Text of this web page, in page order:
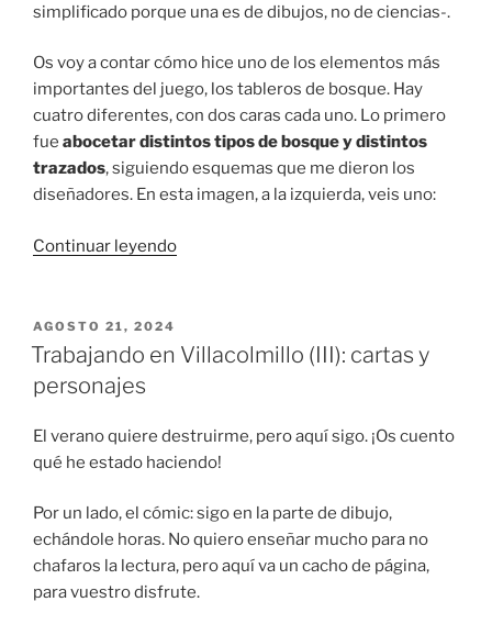
simplificado porque una es de dibujos, no de ciencias-.
Os voy a contar cómo hice uno de los elementos más
importantes del juego, los tableros de bosque. Hay
cuatro diferentes, con dos caras cada uno. Lo primero
fue abocetar distintos tipos de bosque y distintos
trazados, siguiendo esquemas que me dieron los
diseñadores. En esta imagen, a la izquierda, veis uno:
Continuar leyendo«Net’Wor
de
internet»
PUBLICADO
EL
AGOSTO 21, 2024
Trabajando en Villacolmillo (III): cartas y
personajes
El verano quiere destruirme, pero aquí sigo. ¡Os cuento
qué he estado haciendo!
Por un lado, el cómic: sigo en la parte de dibujo,
echándole horas. No quiero enseñar mucho para no
chafaros la lectura, pero aquí va un cacho de página,
para vuestro disfrute.